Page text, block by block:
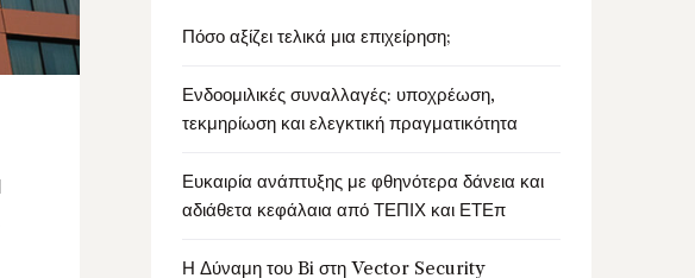
Πόσο αξίζει τελικά μια επιχείρηση;
Ενδοομιλικές συναλλαγές: υποχρέωση,
τεκμηρίωση και ελεγκτική πραγματικότητα
Ευκαιρία ανάπτυξης με φθηνότερα δάνεια και
αδιάθετα κεφάλαια από ΤΕΠΙΧ και ΕΤΕπ
Η Δύναμη του Bi στη Vector Security